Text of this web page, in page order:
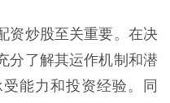
资炒股至关重要。在决
分了解其运作机制和潜
能力和投资经验。同